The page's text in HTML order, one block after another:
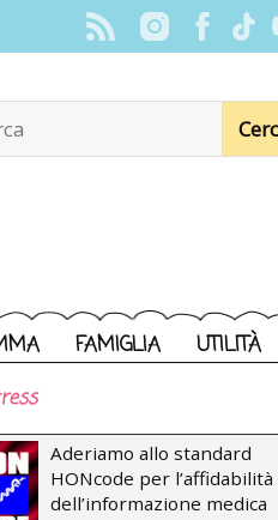
FAMIGLIA UTILITÀ
Aderiamo allo standard
HONcode per l’affidabilità
dell’informazione medica